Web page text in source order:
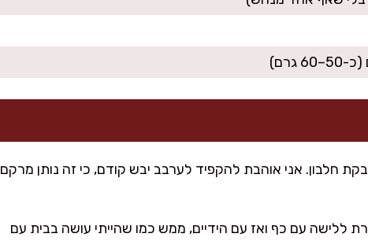
חלבון. אני אוהבת להקפיד לערבב יבש קודם, כי זה נותן מרקם
ללישה עם כף ואז עם הידיים, ממש כמו שהייתי עושה בבית עם